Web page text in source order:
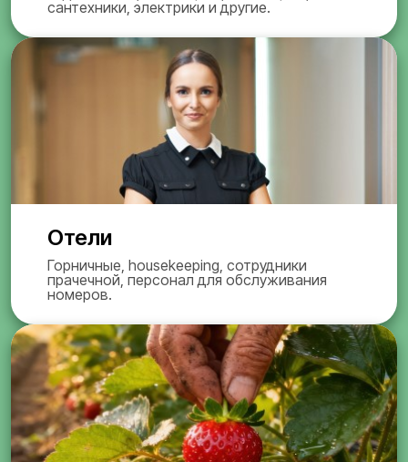
сантехники, электрики и другие.
Отели
Горничные, housekeeping, сотрудники
прачечной, персонал для обслуживания
номеров.